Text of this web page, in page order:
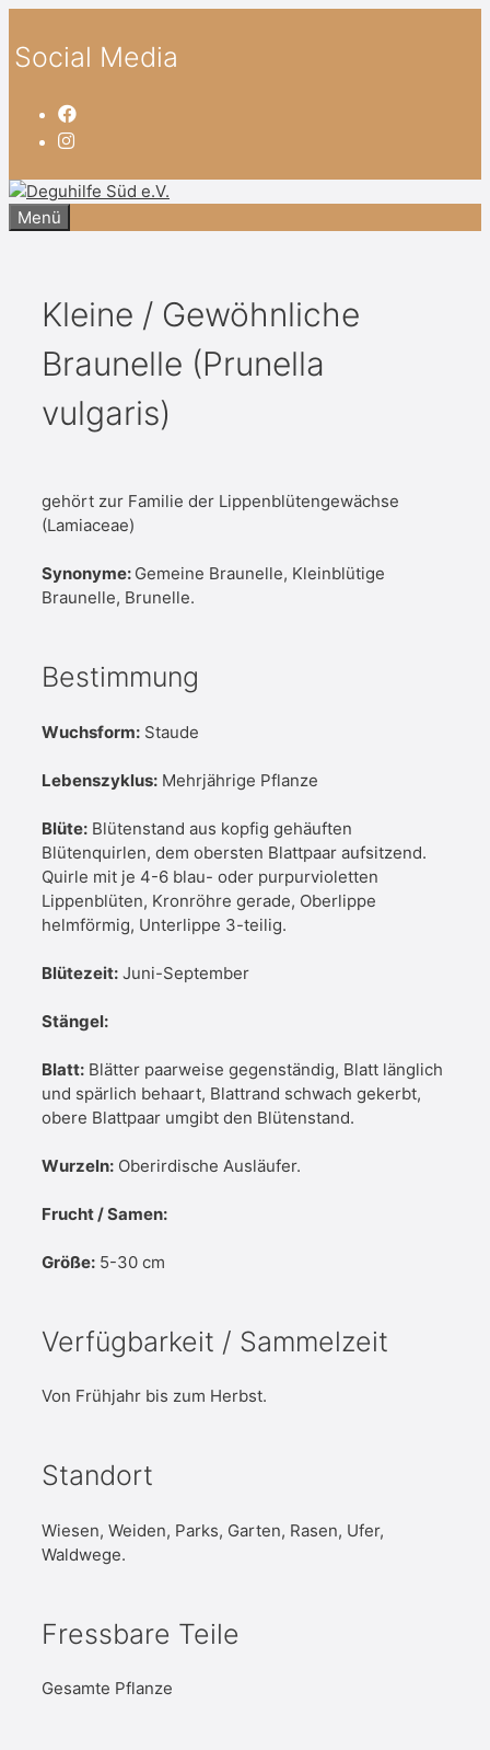
Inhalt
springen
Social Media
Menü
Kleine / Gewöhnliche
Braunelle (Prunella
vulgaris)
gehört zur Familie der Lippenblütengewächse
(Lamiaceae)
Synonyme: Gemeine Braunelle, Kleinblütige
Braunelle, Brunelle.
Bestimmung
Wuchsform: Staude
Lebenszyklus: Mehrjährige Pflanze
Blüte: Blütenstand aus kopfig gehäuften
Blütenquirlen, dem obersten Blattpaar aufsitzend.
Quirle mit je 4-6 blau- oder purpurvioletten
Lippenblüten, Kronröhre gerade, Oberlippe
helmförmig, Unterlippe 3-teilig.
Blütezeit: Juni-September
Stängel:
Blatt: Blätter paarweise gegenständig, Blatt länglich
und spärlich behaart, Blattrand schwach gekerbt,
obere Blattpaar umgibt den Blütenstand.
Wurzeln: Oberirdische Ausläufer.
Frucht / Samen:
Größe: 5-30 cm
Verfügbarkeit / Sammelzeit
Von Frühjahr bis zum Herbst.
Standort
Wiesen, Weiden, Parks, Garten, Rasen, Ufer,
Waldwege.
Fressbare Teile
Gesamte Pflanze